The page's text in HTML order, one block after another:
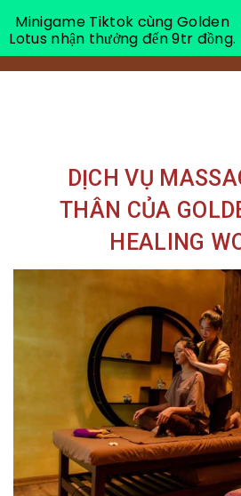
DỊCH VỤ
THÂN CỦA
HEALING
Minigame Tiktok cùng Golden
Lotus nhận thưởng đến 9tr đồng.